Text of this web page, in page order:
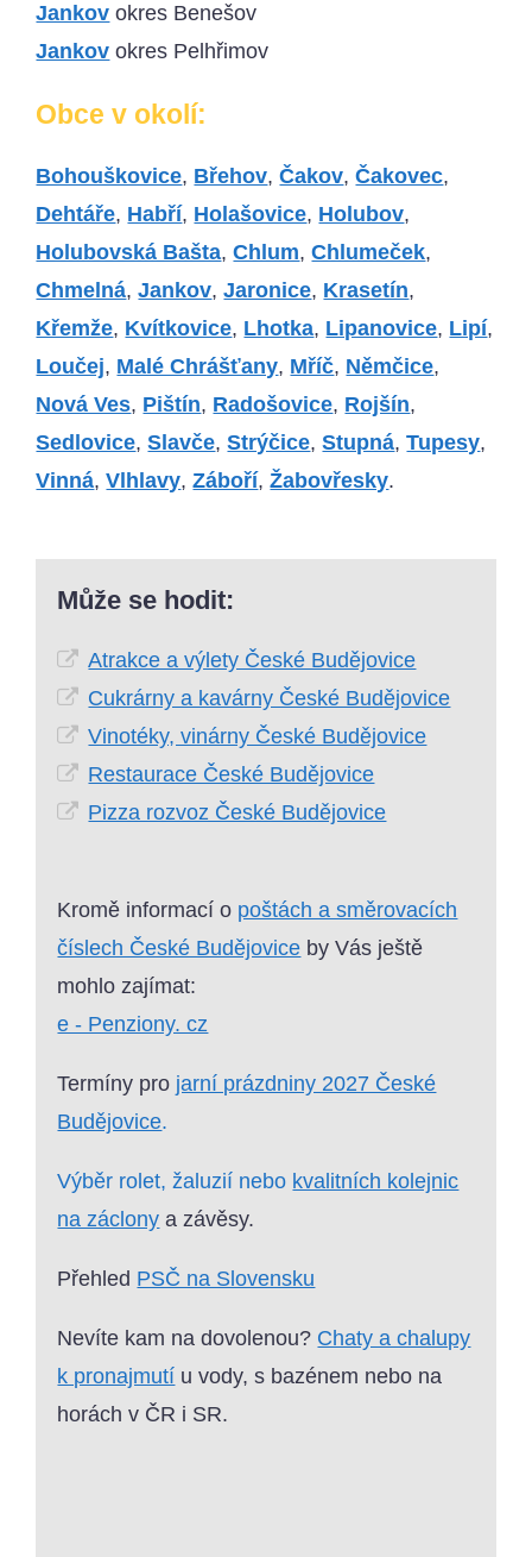
Jankov okres Benešov
Jankov okres Pelhřimov
Obce v okolí:
Bohouškovice, Břehov,Čakov,Čakovec,
Dehtáře, Habří, Holašovice, Holubov,
Holubovská Bašta,Chlum,Chlumeček,
Chmelná,Jankov,Jaronice, Krasetín,
Křemže, Kvítkovice, Lhotka, Lipanovice, Lipí,
Loučej, Malé Chrášťany, Mříč, Němčice,
Nová Ves, Pištín, Radošovice, Rojšín,
Sedlovice,Slavče,Strýčice,Stupná,Tupesy,
Vinná,Vlhlavy,Záboří,Žabovřesky.
Může se hodit:
Atrakce a výlety České Budějovice
Cukrárny a kavárny České Budějovice
Vinotéky, vinárny České Budějovice
Restaurace České Budějovice
Pizza rozvoz České Budějovice
Kromě informací o poštách a směrovacích
číslech České Budějovice by Vás ještě
mohlo zajímat:
e - Penziony. cz
Termíny pro jarní prázdniny 2027 České
Budějovice.
Výběr rolet, žaluzií nebo kvalitních kolejnic
na záclony a závěsy.
Přehled PSČ na Slovensku
Nevíte kam na dovolenou? Chaty a chalupy
k pronajmutí u vody, s bazénem nebo na
horách v ČR i SR.